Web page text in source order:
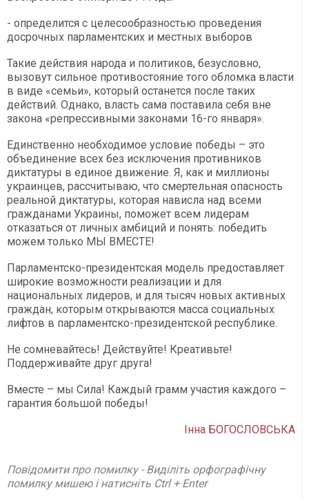
- определится с целесообразностью проведения
досрочных парламентских и местных выборов
Такие действия народа и политиков, безусловно,
вызовут сильное противостояние того обломка власти
в виде «семьи», который останется после таких
действий. Однако, власть сама поставила себя вне
закона «репрессивными законами 16-го января».
Единственно необходимое условие победы – это
объединение всех без исключения противников
диктатуры в единое движение. Я, как и миллионы
украинцев, рассчитываю, что смертельная опасность
реальной диктатуры, которая нависла над всеми
гражданами Украины, поможет всем лидерам
отказаться от личных амбиций и понять: победить
можем только МЫ ВМЕСТЕ!
Парламентско-президентская модель предоставляет
широкие возможности реализации и для
национальных лидеров, и для тысяч новых активных
граждан, которым открываются масса социальных
лифтов в парламентско-президентской республике.
Не сомневайтесь! Действуйте! Креативьте!
Поддерживайте друг друга!
Вместе – мы Сила! Каждый грамм участия каждого –
гарантия большой победы!
Інна БОГОСЛОВСЬКА
Повідомити про помилку - Виділіть орфографічну
помилку мишею і натисніть Ctrl + Enter